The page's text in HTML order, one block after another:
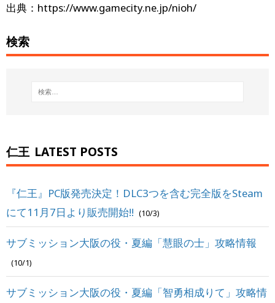
出典：https://www.gamecity.ne.jp/nioh/
検索
仁王 LATEST POSTS
『仁王』PC版発売決定！DLC3つを含む完全版をSteam
にて11月7日より販売開始!! (10/3)
サブミッション大阪の役・夏編「慧眼の士」攻略情報
(10/1)
サブミッション大阪の役・夏編「智勇相成りて」攻略情